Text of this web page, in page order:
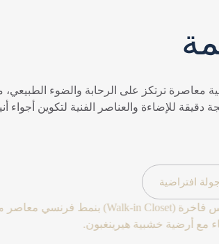
ترتكز على الرحابة والضوء
دقيقة للإضاءة والعناصر الفنية لتكوين أجواء
جولة افتراضية